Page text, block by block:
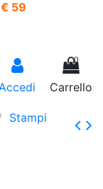
59
Accedi
0
Carrello
Stampi